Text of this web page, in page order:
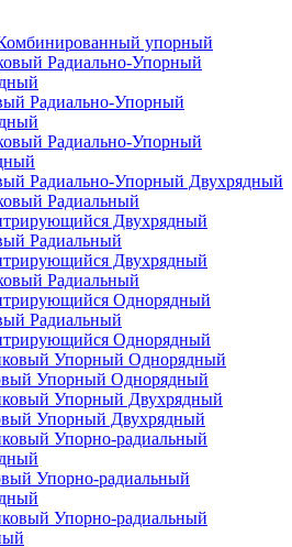
упорный
Радиально-Упорный
Радиально-Упорный Двухрядный
Радиальный
Двухрядный
Радиальный
Однорядный
Упорный Однорядный
Упорный Двухрядный
Упорно-радиальный